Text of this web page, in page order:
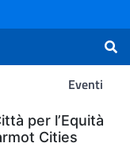
Eventi
per l’Equità
Cities